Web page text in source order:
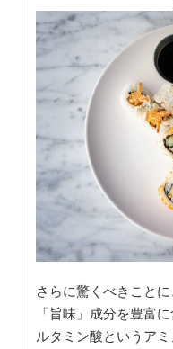
さらに驚くべきこと
「旨味」成分を豊富
ルタミン酸というア